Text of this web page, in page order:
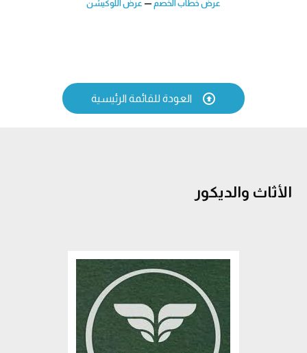
عرض خطاب الخصم — عرض اللوكيشن
 العودة للقائمة الرئيسية
الأثاث والديكور